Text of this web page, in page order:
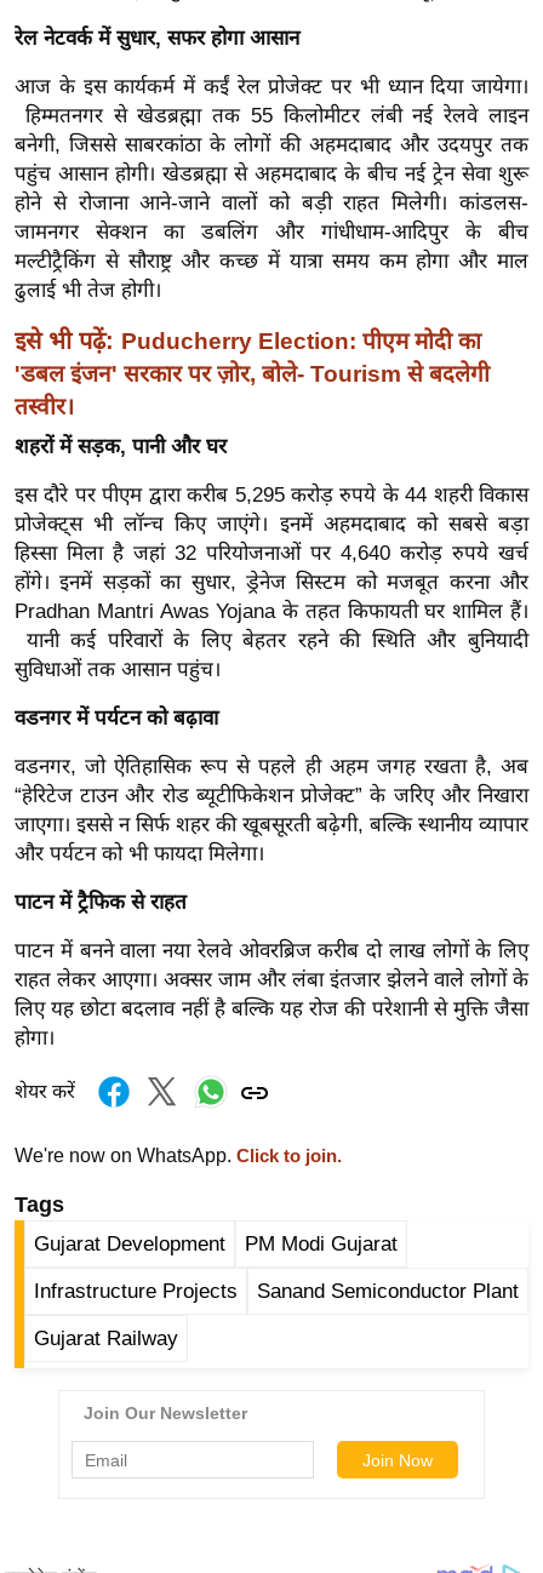
ज
फ
म
नो
रं
ज
न
ज
ग
त
बॉ
ली
वु
ड
हॉ
ली
वु
ड
फि
ल्म
स
क्षा
B
r
a
k
i
n
g
e
s
ला
इ
स्टा
इ
टी
रेल नेटवर्क में सुधार, सफर होगा आसान
आज के इस कार्यकर्म में कईं रेल प्रोजेक्ट पर भी ध्यान दिया जायेगा।
हिम्मतनगर से खेडब्रह्मा तक 55 किलोमीटर लंबी नई रेलवे लाइन
बनेगी, जिससे साबरकांठा के लोगों की अहमदाबाद और उदयपुर तक
पहुंच आसान होगी। खेडब्रह्मा से अहमदाबाद के बीच नई ट्रेन सेवा शुरू
होने से रोजाना आने-जाने वालों को बड़ी राहत मिलेगी। कांडलस-
जामनगर सेक्शन का डबलिंग और गांधीधाम-आदिपुर के बीच
मल्टीट्रैकिंग से सौराष्ट्र और कच्छ में यात्रा समय कम होगा और माल
ढुलाई भी तेज होगी।
इसे भी पढ़ें: Puducherry Election: पीएम मोदी का
'डबल इंजन' सरकार पर ज़ोर, बोले- Tourism से बदलेगी
तस्वीर।
शहरों में सड़क, पानी और घर
इस दौरे पर पीएम द्वारा करीब 5,295 करोड़ रुपये के 44 शहरी विकास
प्रोजेक्ट्स भी लॉन्च किए जाएंगे। इनमें अहमदाबाद को सबसे बड़ा
हिस्सा मिला है जहां 32 परियोजनाओं पर 4,640 करोड़ रुपये खर्च
होंगे।इनमें सड़कों का सुधार, ड्रेनेज सिस्टम को मजबूत करना और
Pradhan Mantri Awas Yojana के तहत किफायती घर शामिल हैं।
यानी कई परिवारों के लिए बेहतर रहने की स्थिति और बुनियादी
सुविधाओं तक आसान पहुंच।
वडनगर में पर्यटन को बढ़ावा
वडनगर, जो ऐतिहासिक रूप से पहले ही अहम जगह रखता है, अब
“हेरिटेज टाउन और रोड ब्यूटीफिकेशन प्रोजेक्ट” के जरिए और निखारा
जाएगा। इससे न सिर्फ शहर की खूबसूरती बढ़ेगी, बल्कि स्थानीय व्यापार
और पर्यटन को भी फायदा मिलेगा।
पाटन में ट्रैफिक से राहत
पाटन में बनने वाला नया रेलवे ओवरब्रिज करीब दो लाख लोगों के लिए
राहत लेकर आएगा। अक्सर जाम और लंबा इंतजार झेलने वाले लोगों के
लिए यह छोटा बदलाव नहीं है बल्कि यह रोज की परेशानी से मुक्ति जैसा
होगा।
शेयर करें
We're now on WhatsApp. Click to join.
Tags
Gujarat Development PM Modi Gujarat
Infrastructure Projects Sanand Semiconductor Plant
Gujarat Railway